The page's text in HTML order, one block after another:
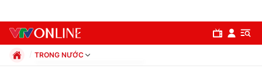
TRONG NƯỚC